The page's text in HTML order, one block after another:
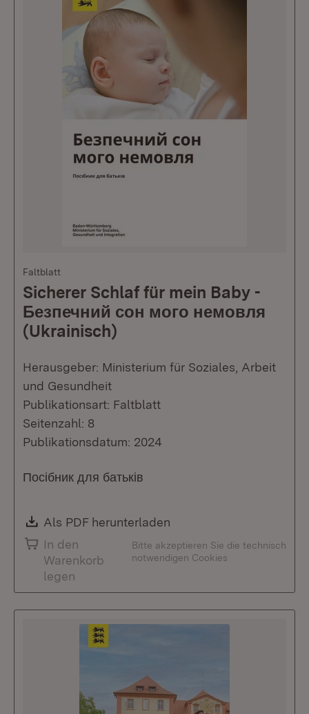
Faltblatt
Sicherer Schlaf für mein Baby -
Безпечний сон мого немовля
(Ukrainisch)
Herausgeber: Ministerium für Soziales, Arbeit
und Gesundheit
Publikationsart: Faltblatt
Seitenzahl: 8
Publikationsdatum: 2024
Посібник для батьків
Download:
Als PDF herunterladen
In den
Warenkorb
legen
Bitte akzeptieren Sie die technisch
notwendigen Cookies